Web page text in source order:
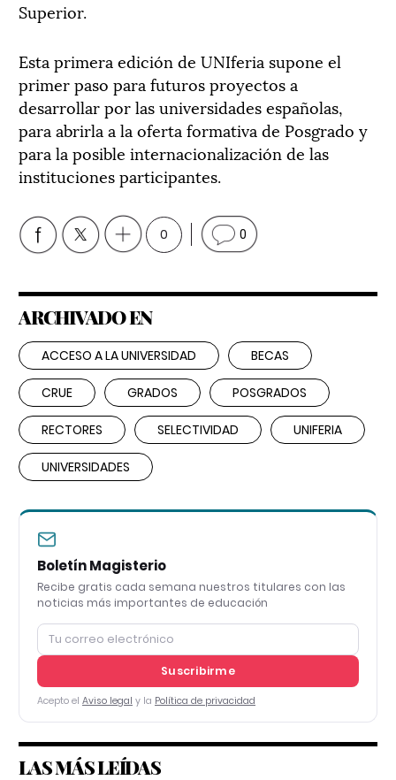
Superior.
Esta primera edición de UNIferia supone el
primer paso para futuros proyectos a
desarrollar por las universidades españolas,
para abrirla a la oferta formativa de Posgrado y
para la posible internacionalización de las
instituciones participantes.
0 0
ARCHIVADO EN
ACCESO A LA UNIVERSIDAD BECAS
CRUE GRADOS POSGRADOS
RECTORES SELECTIVIDAD UNIFERIA
UNIVERSIDADES
Boletín Magisterio
Recibe gratis cada semana nuestros titulares con las
noticias más importantes de educación
Suscribirme
Acepto el Aviso legal y la Política de privacidad
LAS MÁS LEÍDAS